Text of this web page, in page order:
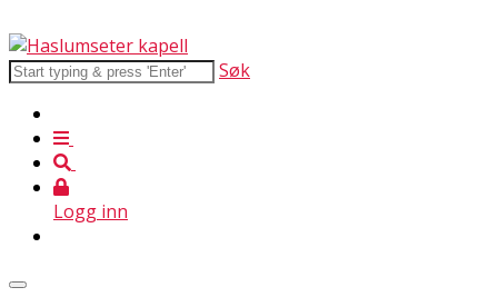
Søk
Logg inn